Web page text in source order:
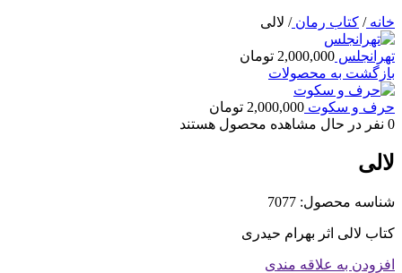
خانه/ کتاب رمان/ لالی
تهرانجلس 2,000,000 تومان
بازگشت به محصولات
حرف و سکوت 2,000,000 تومان
0 نفر در حال مشاهده محصول هستند
لالی
شناسه محصول: 7077
کتاب لالی اثر بهرام حیدری
افزودن به علاقه مندی